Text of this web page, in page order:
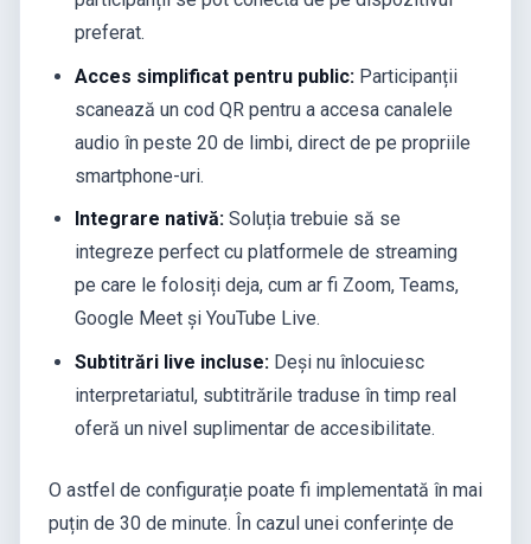
preferat.
Acces simplificat pentru public: Participanții
scanează un cod QR pentru a accesa canalele
audio în peste 20 de limbi, direct de pe propriile
smartphone-uri.
Integrare nativă: Soluția trebuie să se
integreze perfect cu platformele de streaming
pe care le folosiți deja, cum ar fi Zoom, Teams,
Google Meet și YouTube Live.
Subtitrări live incluse: Deși nu înlocuiesc
interpretariatul, subtitrările traduse în timp real
oferă un nivel suplimentar de accesibilitate.
O astfel de configurație poate fi implementată în mai
puțin de 30 de minute. În cazul unei conferințe de